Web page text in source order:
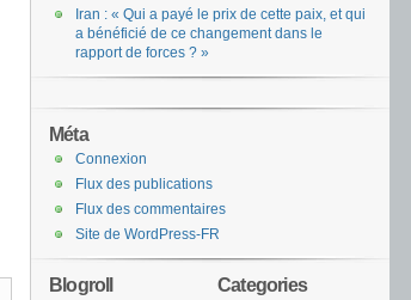
Iran : « Qui a payé le prix de cette paix, et qui
a bénéficié de ce changement dans le
rapport de forces ? »
Méta
Connexion
Flux des publications
Flux des commentaires
Site de WordPress-FR
Categories
Blogroll